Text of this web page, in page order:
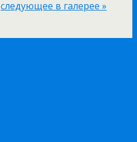
следующее в галерее »